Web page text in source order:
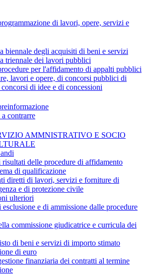
di lavori, opere, servizi e
biennale degli acquisiti di beni e servizi
triennale dei lavori pubblici
per l'affidamento di appalti pubblici
lavori e opere, di concorsi pubblici di
di idee e di concessioni
contrarre
AMMNISTRATIVO E SOCIO
delle procedure di affidamento
di qualificazione
diretti di lavori, servizi e forniture di
e di protezione civile
ulteriori
e di ammissione dalle procedure
commissione giudicatrice e curricula dei
di beni e servizi di importo stimato
di euro
finanziaria dei contratti al termine